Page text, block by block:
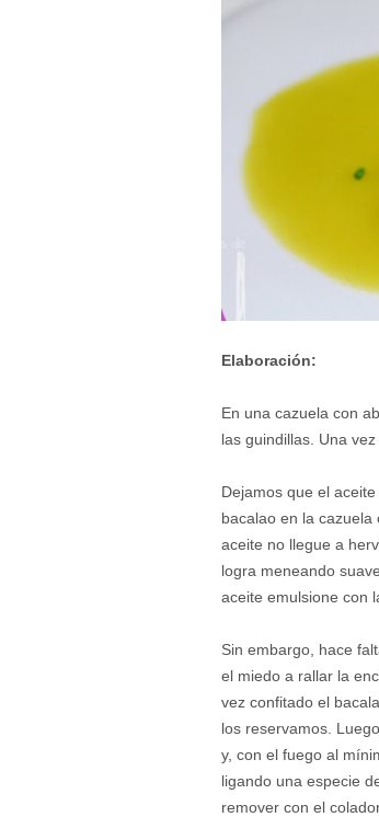
Elaboración:
En una cazuela con
las guindillas. Una
Dejamos que el
bacalao en la
aceite no llegue a
logra meneando
aceite emulsione con
Sin embargo, hace
el miedo a rallar la
vez confitado el
los reservamos.
y, con el fuego al
ligando una especie
remover con el